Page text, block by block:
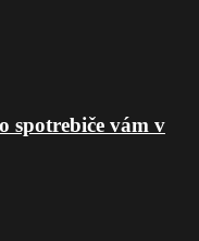
spotrebiče vám v